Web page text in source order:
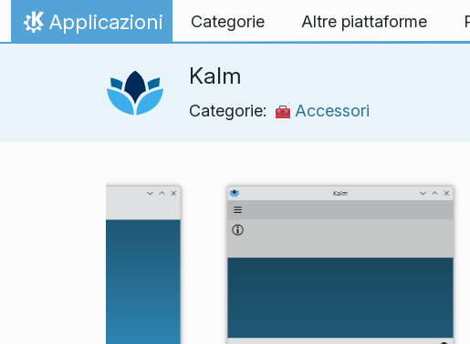
Passa al contenuto
Pagina iniziale
Applicazioni Categorie Altre piattaforme
Kalm
Categorie: Accessori